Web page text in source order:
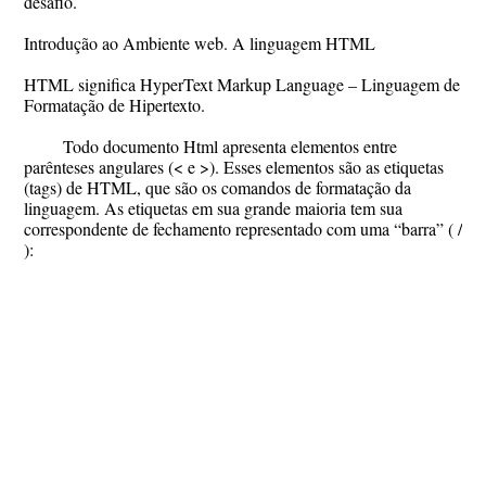
Introdução ao Ambiente web. A linguagem HTML
HTML significa HyperText Markup Language – Linguagem de
Formatação de Hipertexto.
Todo documento Html apresenta elementos entre
parênteses angulares (< e >). Esses elementos são as etiquetas
(tags) de HTML, que são os comandos de formatação da
linguagem. As etiquetas em sua grande maioria tem sua
correspondente de fechamento representado com uma “barra” ( /
):